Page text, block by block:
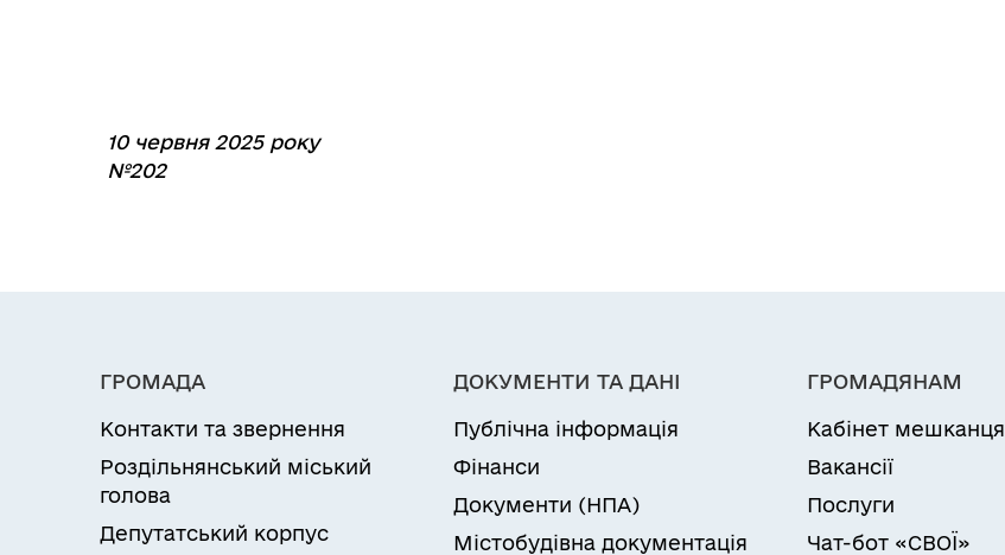
10 червня 2025 року
№202
ГРОМАДА
Контакти та звернення
Роздільнянський міський
голова
Депутатський корпус
ДОКУМЕНТИ ТА ДАНІ
Публічна інформація
Фінанси
Документи (НПА)
Містобудівна документація
ГРОМАДЯНАМ
Кабінет мешканця
Вакансії
Послуги
Чат-бот «СВОЇ»